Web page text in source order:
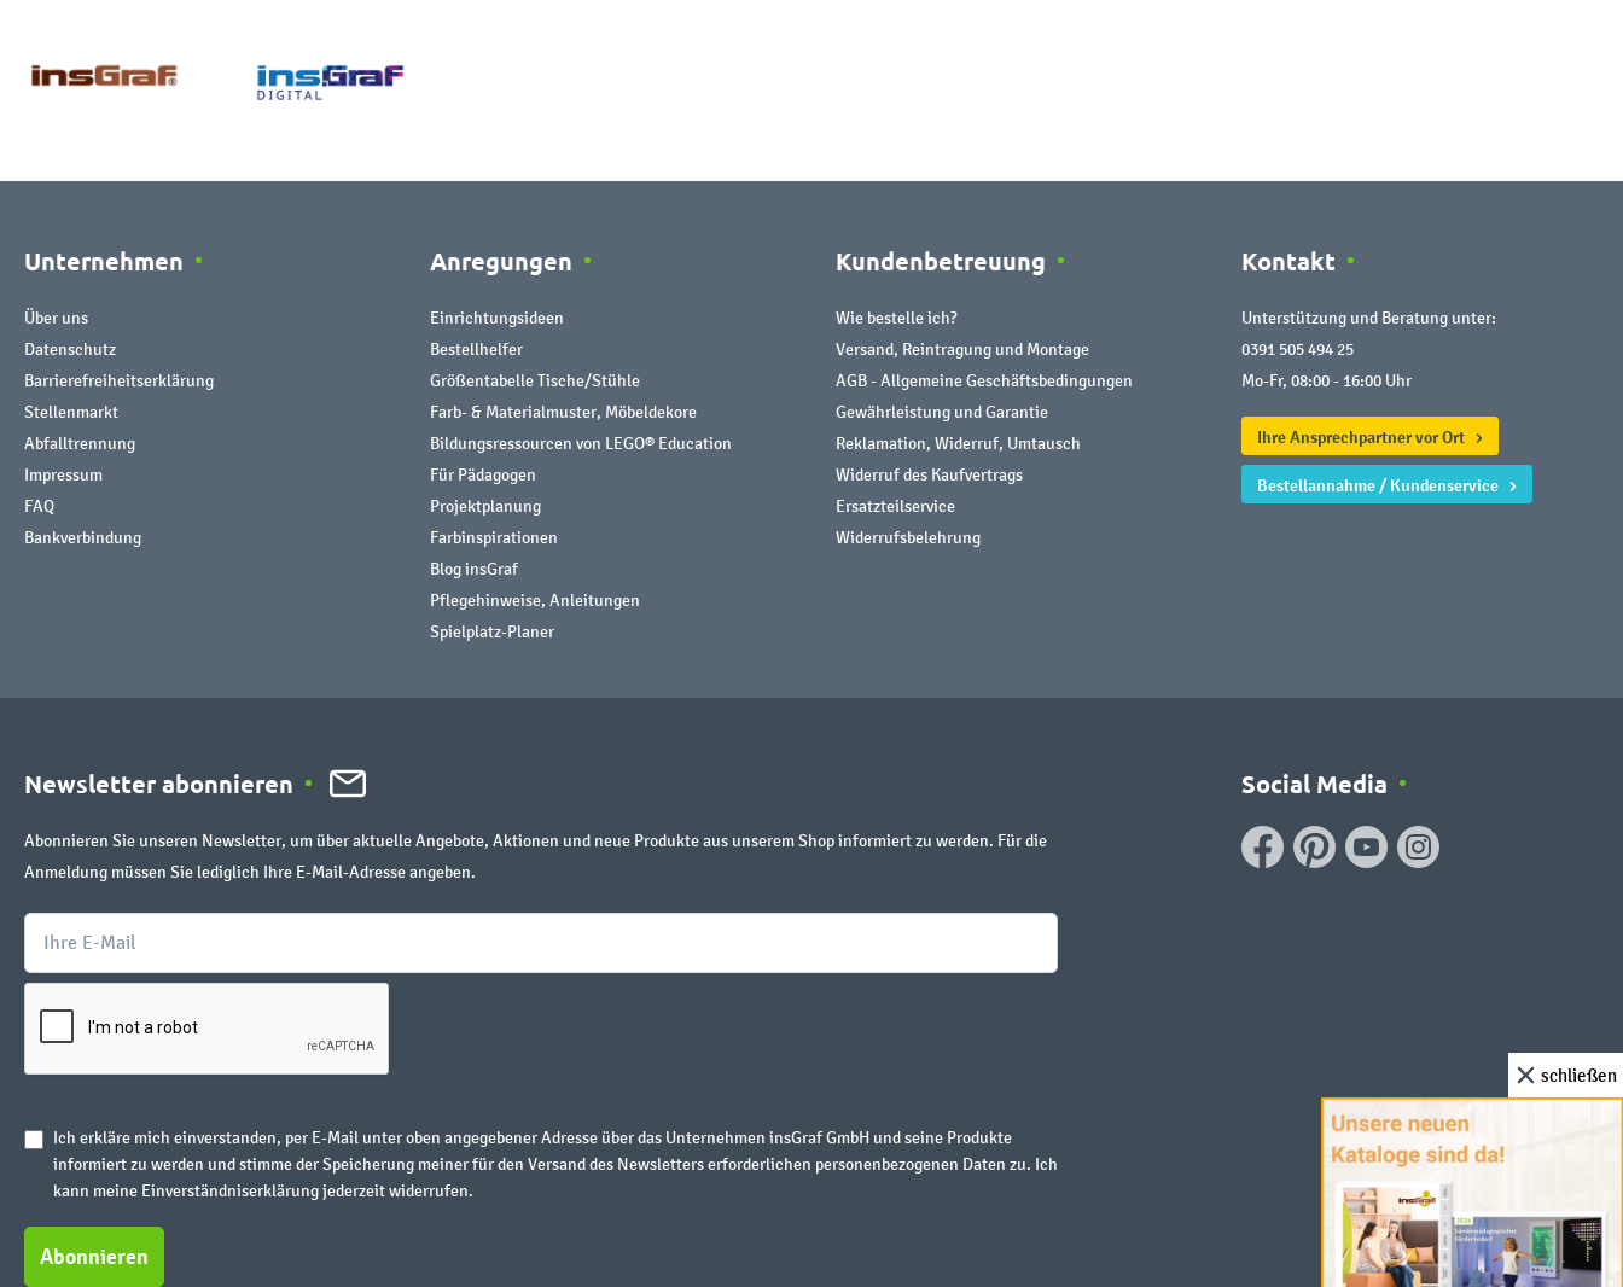
Unternehmen
Über uns
Datenschutz
Barrierefreiheitserklärung
Stellenmarkt
Abfalltrennung
Impressum
FAQ
Bankverbindung
Anregungen
Einrichtungsideen
Bestellhelfer
Größentabelle Tische/Stühle
Farb- & Materialmuster, Möbeldekore
Bildungsressourcen von LEGO® Education
Für Pädagogen
Projektplanung
Farbinspirationen
Blog insGraf
Pflegehinweise, Anleitungen
Spielplatz-Planer
Kundenbetreuung
Wie bestelle ich?
Versand, Reintragung und Montage
AGB - Allgemeine Geschäftsbedingungen
Gewährleistung und Garantie
Reklamation, Widerruf, Umtausch
Widerruf des Kaufvertrags
Ersatzteilservice
Widerrufsbelehrung
Kontakt
Unterstützung und Beratung unter:
0391 505 494 25
Mo-Fr, 08:00 - 16:00 Uhr
Ihre Ansprechpartner vor Ort
Bestellannahme / Kundenservice
Newsletter abonnieren
Abonnieren Sie unseren Newsletter, um über aktuelle Angebote, Aktionen und neue Produkte aus unserem Shop informiert zu werden. Für die
Anmeldung müssen Sie lediglich Ihre E-Mail-Adresse angeben.
Ich erkläre mich einverstanden, per E-Mail unter oben angegebener Adresse über das Unternehmen insGraf GmbH und seine Produkte
informiert zu werden und stimme der Speicherung meiner für den Versand des Newsletters erforderlichen personenbezogenen Daten zu. Ich
kann meine Einverständniserklärung jederzeit widerrufen.
Abonnieren
Social Media
schließen